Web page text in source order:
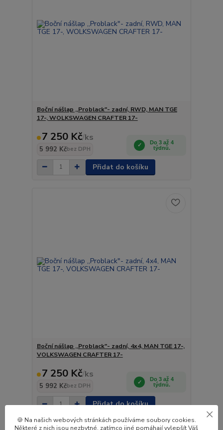
Boční nášlap ,,Problack"- zadní, RWD, MAN TGE
17-, WOLKSWAGEN CRAFTER 17-
7 250 Kč/ks
5 992 Kčbez DPH
Do 3 až 4
týdnů.
Přidat do košíku
Boční nášlap ,,Problack"- zadní, 4x4, MAN TGE 17-,
VOLKSWAGEN CRAFTER 17-
7 250 Kč/ks
5 992 Kčbez DPH
Do 3 až 4
týdnů.
Přidat do košíku
🍪 Na našich webových stránkách používáme soubory cookies.
Některé z nich jsou nezbytné, zatímco jiné pomáhají vylepšít Váš